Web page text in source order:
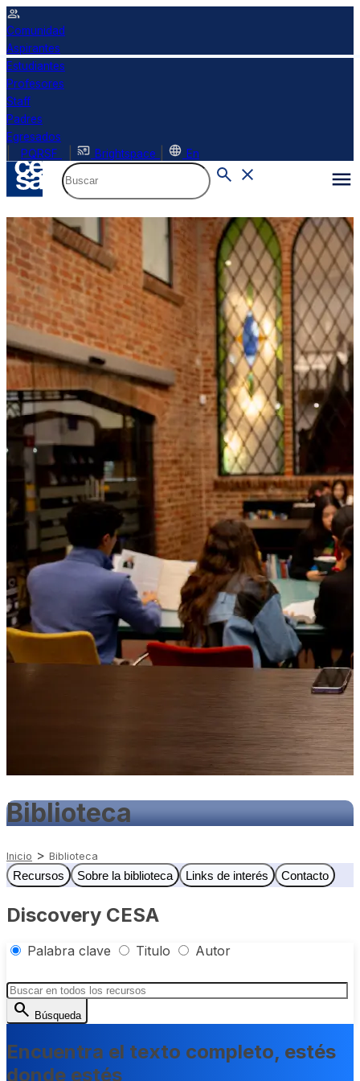
Comunidad
Aspirantes
Estudiantes
Profesores
Staff
Padres
Egresados
PQRSF Brightspace En
Biblioteca
Inicio > Biblioteca
Recursos Sobre la biblioteca Links de interés Contacto
Discovery CESA
Palabra clave Titulo Autor
search Búsqueda
Encuentra el texto completo, estés
donde estés